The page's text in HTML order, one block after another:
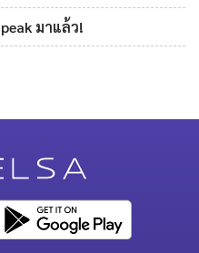
มาแล้ว!